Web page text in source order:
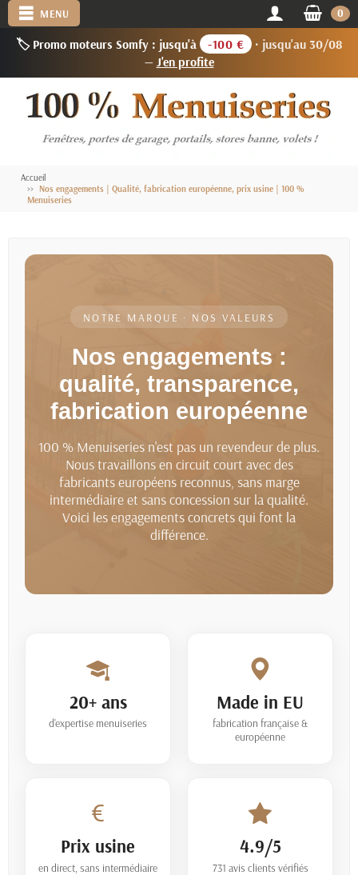
🏷️ Promo moteurs Somfy : jusqu'à -100 €
· jusqu'au 30/08
— J'en profite
MENU 0
Accueil
Nos engagements | Qualité, fabrication européenne, prix usine | 100 %
Menuiseries
NOTRE MARQUE · NOS VALEURS
Nos engagements :
qualité, transparence,
fabrication européenne
100 % Menuiseries n'est pas un revendeur de plus.
Nous travaillons en circuit court avec des
fabricants européens reconnus, sans marge
intermédiaire et sans concession sur la qualité.
Voici les engagements concrets qui font la
différence.
20+ ans
d'expertise menuiseries
Made in EU
fabrication française &
européenne
Prix usine
en direct, sans intermédiaire
4.9/5
731 avis clients vérifiés